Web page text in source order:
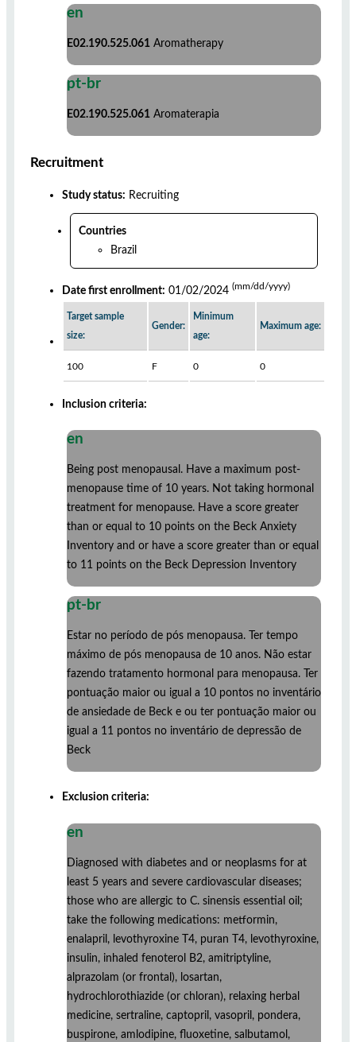
en
E02.190.525.061 Aromatherapy
pt-br
E02.190.525.061 Aromaterapia
Recruitment
Study status: Recruiting
Countries
Brazil
Date first enrollment: 01/02/2024 (mm/dd/yyyy)
Target sample
size:
Gender:
Minimum
age:
Maximum age:
100 F 0 0
Inclusion criteria:
en
Being post menopausal. Have a maximum post-
menopause time of 10 years. Not taking hormonal
treatment for menopause. Have a score greater
than or equal to 10 points on the Beck Anxiety
Inventory and or have a score greater than or equal
to 11 points on the Beck Depression Inventory
pt-br
Estar no período de pós menopausa. Ter tempo
máximo de pós menopausa de 10 anos. Não estar
fazendo tratamento hormonal para menopausa. Ter
pontuação maior ou igual a 10 pontos no inventário
de ansiedade de Beck e ou ter pontuação maior ou
igual a 11 pontos no inventário de depressão de
Beck
Exclusion criteria:
en
Diagnosed with diabetes and or neoplasms for at
least 5 years and severe cardiovascular diseases;
those who are allergic to C. sinensis essential oil;
take the following medications: metformin,
enalapril, levothyroxine T4, puran T4, levothyroxine,
insulin, inhaled fenoterol B2, amitriptyline,
alprazolam (or frontal), losartan,
hydrochlorothiazide (or chloran), relaxing herbal
medicine, sertraline, captopril, vasopril, pondera,
buspirone, amlodipine, fluoxetine, salbutamol,